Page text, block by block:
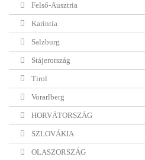
Felső-Ausztria
Karintia
Salzburg
Stájerország
Tirol
Vorarlberg
HORVÁTORSZÁG
SZLOVÁKIA
OLASZORSZÁG